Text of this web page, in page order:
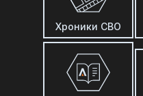
Хроники СВО